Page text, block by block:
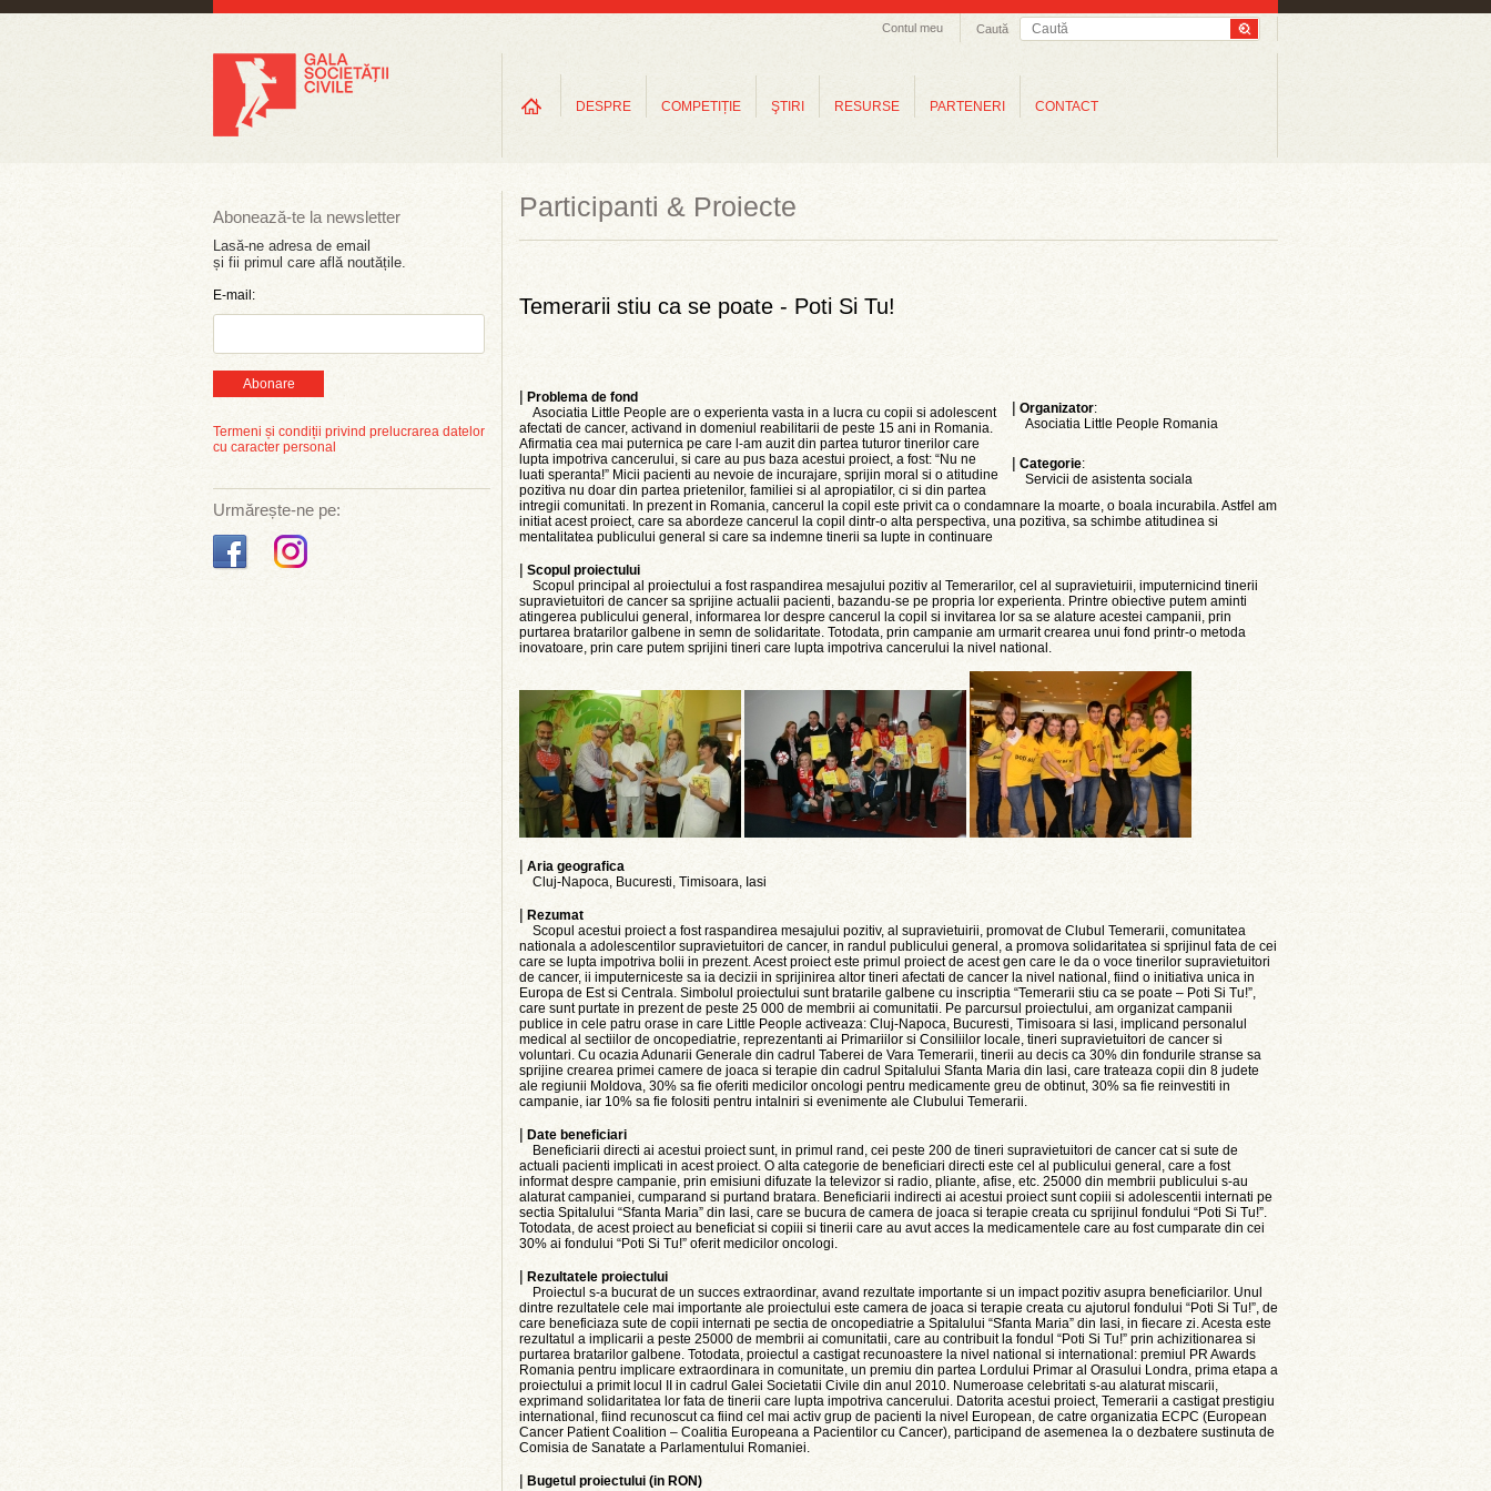
Caută
Contul meu
DESPRE COMPETIȚIE ŞTIRI RESURSE PARTENERI CONTACT
Abonează-te la newsletter
Lasă-ne adresa de email
și fii primul care află noutățile.
E-mail:
Abonare
Termeni și condiții privind prelucrarea datelor
cu caracter personal
Urmărește-ne pe:
Participanti & Proiecte
Temerarii stiu ca se poate - Poti Si Tu!
| Organizator:
Asociatia Little People Romania
| Categorie:
Servicii de asistenta sociala
| Problema de fond
Asociatia Little People are o experienta vasta in a lucra cu copii si adolescent
afectati de cancer, activand in domeniul reabilitarii de peste 15 ani in Romania.
Afirmatia cea mai puternica pe care l-am auzit din partea tuturor tinerilor care
lupta impotriva cancerului, si care au pus baza acestui proiect, a fost: “Nu ne
luati speranta!” Micii pacienti au nevoie de incurajare, sprijin moral si o atitudine
pozitiva nu doar din partea prietenilor, familiei si al apropiatilor, ci si din partea
intregii comunitati. In prezent in Romania, cancerul la copil este privit ca o condamnare la moarte, o boala incurabila. Astfel am
initiat acest proiect, care sa abordeze cancerul la copil dintr-o alta perspectiva, una pozitiva, sa schimbe atitudinea si
mentalitatea publicului general si care sa indemne tinerii sa lupte in continuare
| Scopul proiectului
Scopul principal al proiectului a fost raspandirea mesajului pozitiv al Temerarilor, cel al supravietuirii, imputernicind tinerii
supravietuitori de cancer sa sprijine actualii pacienti, bazandu-se pe propria lor experienta. Printre obiective putem aminti
atingerea publicului general, informarea lor despre cancerul la copil si invitarea lor sa se alature acestei campanii, prin
purtarea bratarilor galbene in semn de solidaritate. Totodata, prin campanie am urmarit crearea unui fond printr-o metoda
inovatoare, prin care putem sprijini tineri care lupta impotriva cancerului la nivel national.
| Aria geografica
Cluj-Napoca, Bucuresti, Timisoara, Iasi
| Rezumat
Scopul acestui proiect a fost raspandirea mesajului pozitiv, al supravietuirii, promovat de Clubul Temerarii, comunitatea
nationala a adolescentilor supravietuitori de cancer, in randul publicului general, a promova solidaritatea si sprijinul fata de cei
care se lupta impotriva bolii in prezent. Acest proiect este primul proiect de acest gen care le da o voce tinerilor supravietuitori
de cancer, ii imputerniceste sa ia decizii in sprijinirea altor tineri afectati de cancer la nivel national, fiind o initiativa unica in
Europa de Est si Centrala. Simbolul proiectului sunt bratarile galbene cu inscriptia “Temerarii stiu ca se poate – Poti Si Tu!”,
care sunt purtate in prezent de peste 25 000 de membrii ai comunitatii. Pe parcursul proiectului, am organizat campanii
publice in cele patru orase in care Little People activeaza: Cluj-Napoca, Bucuresti, Timisoara si Iasi, implicand personalul
medical al sectiilor de oncopediatrie, reprezentanti ai Primariilor si Consiliilor locale, tineri supravietuitori de cancer si
voluntari. Cu ocazia Adunarii Generale din cadrul Taberei de Vara Temerarii, tinerii au decis ca 30% din fondurile stranse sa
sprijine crearea primei camere de joaca si terapie din cadrul Spitalului Sfanta Maria din Iasi, care trateaza copii din 8 judete
ale regiunii Moldova, 30% sa fie oferiti medicilor oncologi pentru medicamente greu de obtinut, 30% sa fie reinvestiti in
campanie, iar 10% sa fie folositi pentru intalniri si evenimente ale Clubului Temerarii.
| Date beneficiari
Beneficiarii directi ai acestui proiect sunt, in primul rand, cei peste 200 de tineri supravietuitori de cancer cat si sute de
actuali pacienti implicati in acest proiect. O alta categorie de beneficiari directi este cel al publicului general, care a fost
informat despre campanie, prin emisiuni difuzate la televizor si radio, pliante, afise, etc. 25000 din membrii publicului s-au
alaturat campaniei, cumparand si purtand bratara. Beneficiarii indirecti ai acestui proiect sunt copiii si adolescentii internati pe
sectia Spitalului “Sfanta Maria” din Iasi, care se bucura de camera de joaca si terapie creata cu sprijinul fondului “Poti Si Tu!”.
Totodata, de acest proiect au beneficiat si copiii si tinerii care au avut acces la medicamentele care au fost cumparate din cei
30% ai fondului “Poti Si Tu!” oferit medicilor oncologi.
| Rezultatele proiectului
Proiectul s-a bucurat de un succes extraordinar, avand rezultate importante si un impact pozitiv asupra beneficiarilor. Unul
dintre rezultatele cele mai importante ale proiectului este camera de joaca si terapie creata cu ajutorul fondului “Poti Si Tu!”, de
care beneficiaza sute de copii internati pe sectia de oncopediatrie a Spitalului “Sfanta Maria” din Iasi, in fiecare zi. Acesta este
rezultatul a implicarii a peste 25000 de membrii ai comunitatii, care au contribuit la fondul “Poti Si Tu!” prin achizitionarea si
purtarea bratarilor galbene. Totodata, proiectul a castigat recunoastere la nivel national si international: premiul PR Awards
Romania pentru implicare extraordinara in comunitate, un premiu din partea Lordului Primar al Orasului Londra, prima etapa a
proiectului a primit locul II in cadrul Galei Societatii Civile din anul 2010. Numeroase celebritati s-au alaturat miscarii,
exprimand solidaritatea lor fata de tinerii care lupta impotriva cancerului. Datorita acestui proiect, Temerarii a castigat prestigiu
international, fiind recunoscut ca fiind cel mai activ grup de pacienti la nivel European, de catre organizatia ECPC (European
Cancer Patient Coalition – Coalitia Europeana a Pacientilor cu Cancer), participand de asemenea la o dezbatere sustinuta de
Comisia de Sanatate a Parlamentului Romaniei.
| Bugetul proiectului (in RON)